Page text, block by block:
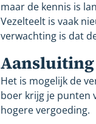
maar de kennis is
Vezelteelt is vaak
verwachting is dat
Het is mogelijk de
boer krijg je punten
hogere vergoeding.